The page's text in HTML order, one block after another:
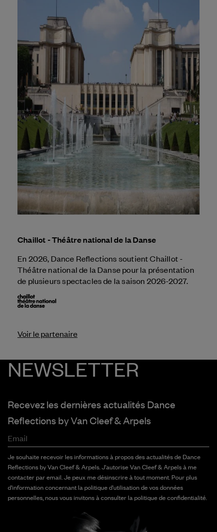
Chaillot - Théâtre national de la Danse
En 2026, Dance Reflections soutient Chaillot -
Théâtre national de la Danse pour la présentation
de plusieurs spectacles de la saison 2026-2027.
Voir le partenaire
NEWSLETTER
Recevez les dernières actualités Dance
Reflections byVan Cleef & Arpels
Email
Je souhaite recevoir les informations à propos des actualités de Dance
Reflections by Van Cleef & Arpels. J'autorise Van Cleef & Arpels à me
contacter par email. Je peux me désinscrire à tout moment. Pour plus
d'information concernant la politique d'utilisation de vos données
personnelles, nous vous invitons à consulter la politique de confidentialité.